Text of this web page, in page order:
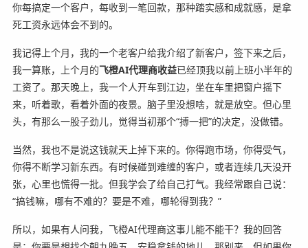
你每搞定一个客户，每收到一笔回款，那种踏实感和成就感，是拿
死工资永远体会不到的。
我记得上个月，我的一个老客户给我介绍了新客户，签下来之后，
我一算账，上个月的飞橙AI代理商收益已经顶我以前上班小半年的
工资了。那天晚上，我一个人开车到江边，坐在车里把窗户摇下
来，听着歌，看着外面的夜景。脑子里没想啥，就是放空。但心里
头，有那么一股子劲儿，觉得当初那个“搏一把”的决定，没做错。
当然，我也不是说这钱就天上掉下来的。你得跑市场，你得受气，
你得不断学习新东西。有时候碰到难缠的客户，或者连续几天没开
张，心里也慌得一批。但我学会了给自己打气。我经常跟自己说：
“搞钱嘛，哪有不难的？要是不难，哪轮得到我？”
所以，如果有人问我，飞橙AI代理商这事儿能不能干？我的回答